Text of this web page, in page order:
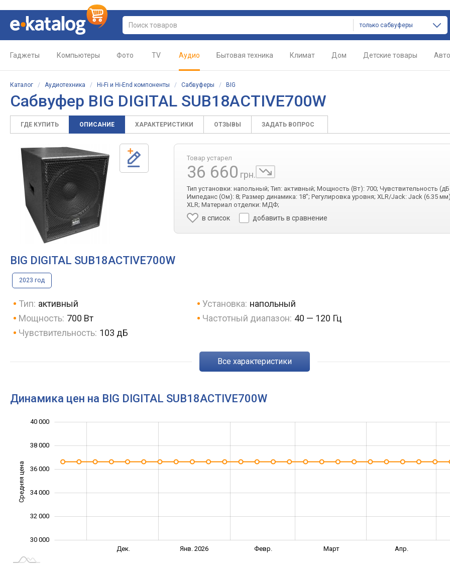
только сабвуферы
Гаджеты Компьютеры Фото TV Аудио Бытовая техника Климат Дом Детские товары Авто
Каталог / Аудиотехника / Hi-Fi и Hi-End компоненты / Сабвуферы / BIG
Сабвуфер BIG DIGITAL SUB18ACTIVE700W
ГДЕ КУПИТЬ ОПИСАНИЕ ХАРАКТЕРИСТИКИ ОТЗЫВЫ ЗАДАТЬ ВОПРОС
Товар устарел
36 660 грн.
Тип установки: напольный; Тип: активный; Мощность (Вт): 700; Чувствительность
Импеданс (Ом): 8; Размер динамика: 18"; Регулировка уровня; XLR/Jack: Jack (6.35
XLR; Материал отделки: МДФ;
в список добавить в сравнение
BIG DIGITAL SUB18ACTIVE700W
2023 год
Тип: активный Установка: напольный
Мощность: 700 Вт Частотный диапазон: 40 — 120 Гц
Чувствительность: 103 дБ
Все характеристики
Динамика цен на BIG DIGITAL SUB18ACTIVE700W
Средняя цена
30 000
32 000
34 000
36 000
38 000
40 000
Дек. Янв. 2026 Февр. Март Апр.